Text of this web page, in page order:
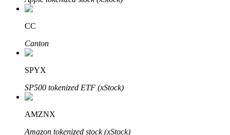
Automatyczna inwestycja
Zdobądź długoterminowy zysk i elastyczne zainteresowania
CC
Canton
SPYX
SP500 tokenized ETF (xStock)
AMZNX
Amazon tokenized stock (xStock)